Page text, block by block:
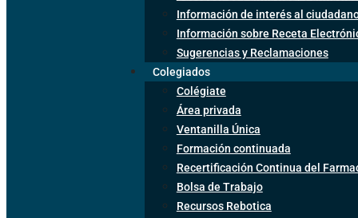
Información de interés al
Información sobre Receta
Sugerencias y Reclamaciones
Colegiados
Colégiate
Área privada
Ventanilla Única
Formación continuada
Recertificación Continua del
Bolsa de Trabajo
Recursos Rebotica